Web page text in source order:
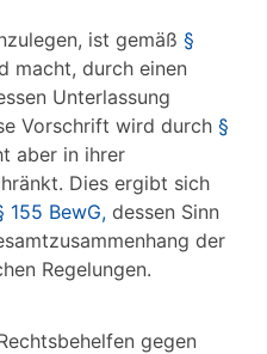
ist gemäß §
macht, durch einen
Unterlassung
Vorschrift wird durch §
aber in ihrer
Dies ergibt sich
155 BewG, dessen Sinn
der
Regelungen.
gegen